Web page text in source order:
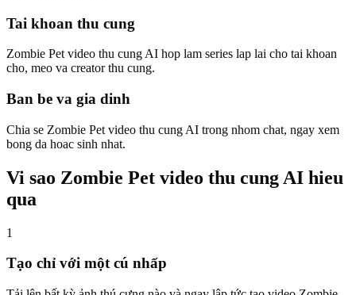
Tai khoan thu cung
Zombie Pet video thu cung AI hop lam series lap lai cho tai khoan
cho, meo va creator thu cung.
Ban be va gia dinh
Chia se Zombie Pet video thu cung AI trong nhom chat, ngay xem
bong da hoac sinh nhat.
Vi sao Zombie Pet video thu cung AI hieu
qua
1
Tạo chỉ với một cú nhấp